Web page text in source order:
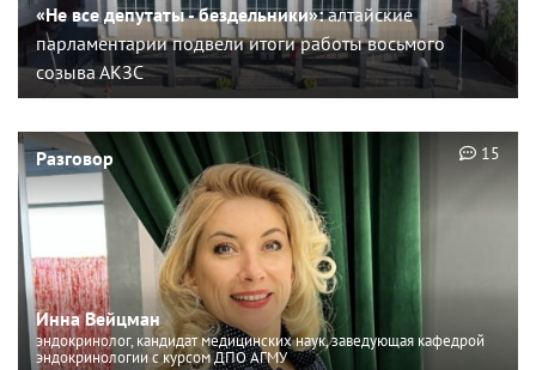
«Не все депутаты - бездельники»:алтайские
парламентарии подвели итоги работы восьмого
созыва АКЗС
Разговор
Инна Вейцман
эндокринолог, кандидат медицинских наук, заведующая кафедрой
эндокринологии с курсом ДПО АГМУ
15